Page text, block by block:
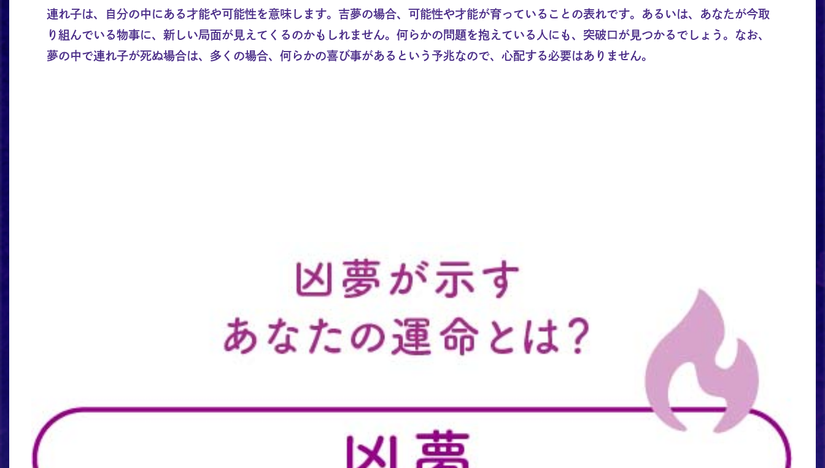
連れ子は、自分の中にある才能や可能性を意味します。吉夢の場合、可能性や才能が育っていることの表れです。あるいは、あなたが今取
り組んでいる物事に、新しい局面が見えてくるのかもしれません。何らかの問題を抱えている人にも、突破口が見つかるでしょう。なお、
夢の中で連れ子が死ぬ場合は、多くの場合、何らかの喜び事があるという予兆なので、心配する必要はありません。